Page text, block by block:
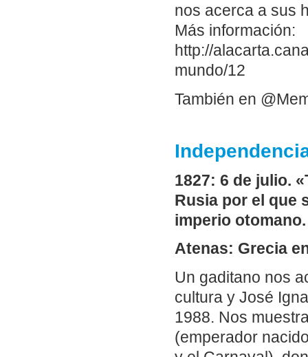
nos acerca a sus
Más información:
http://
mundo/12
También en
1827: 6 de julio.
Rusia por el que
imperio otomano.
Atenas: Grecia
Un gaditano nos
cultura y José
1988. Nos
(emperador